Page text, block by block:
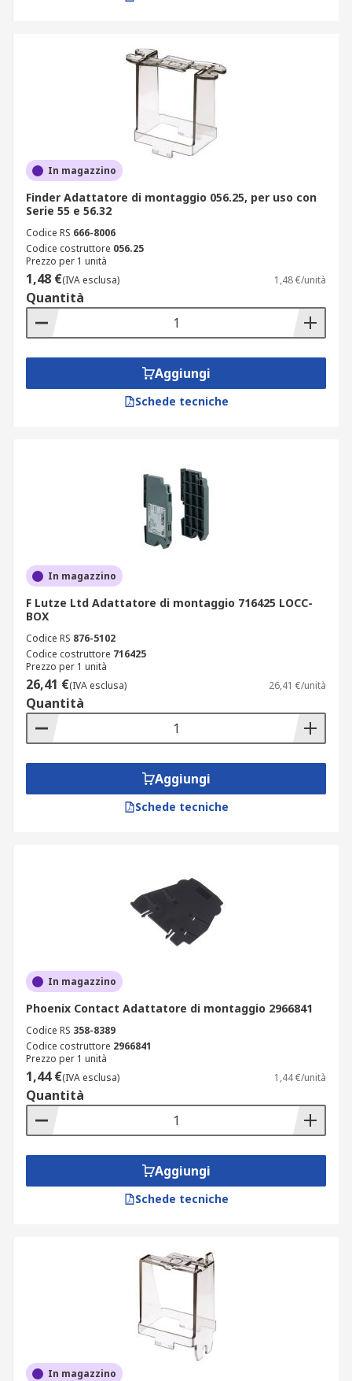
In magazzino
Finder Adattatore di montaggio 056.25, per uso con
Serie 55 e 56.32
Codice RS 666-8006
Codice costruttore 056.25
Prezzo per 1 unità
1,48 €(IVA esclusa) 1,48 €/unità
Quantità
Aggiungi
Schede tecniche
In magazzino
F Lutze Ltd Adattatore di montaggio 716425 LOCC-
BOX
Codice RS 876-5102
Codice costruttore 716425
Prezzo per 1 unità
26,41 €(IVA esclusa) 26,41 €/unità
Quantità
Aggiungi
Schede tecniche
In magazzino
Phoenix Contact Adattatore di montaggio 2966841
Codice RS 358-8389
Codice costruttore 2966841
Prezzo per 1 unità
1,44 €(IVA esclusa) 1,44 €/unità
Quantità
Aggiungi
Schede tecniche
In magazzino